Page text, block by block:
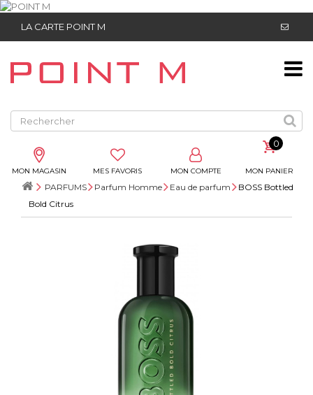
LA CARTE POINT M
MON MAGASIN MES FAVORIS MON COMPTE
0
MON PANIER
PARFUMS Parfum Homme Eau de parfum
BOSS Bottled
Bold Citrus